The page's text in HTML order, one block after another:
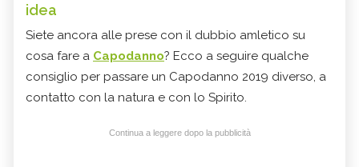
idea
Siete ancora alle prese con il dubbio amletico su
cosa fare a Capodanno? Ecco a seguire qualche
consiglio per passare un Capodanno 2019 diverso, a
contatto con la natura e con lo Spirito.
Continua a leggere dopo la pubblicità